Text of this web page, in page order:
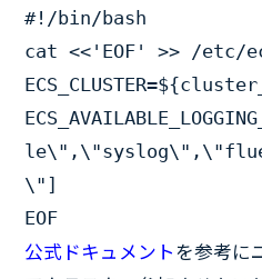
#!/bin/bash
cat <<'EOF' >> /etc/
\"]
EOF
公式ドキュメントを参考に